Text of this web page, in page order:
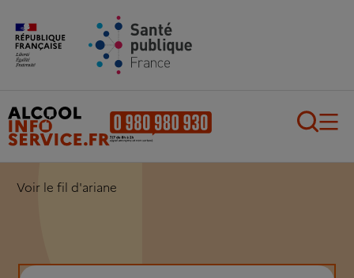
Aller au contenu principal
Voir le fil d'ariane